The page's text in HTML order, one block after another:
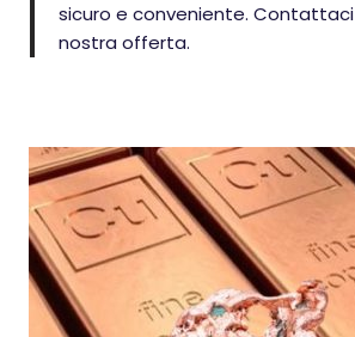
sicuro e conveniente.
nostra offerta.